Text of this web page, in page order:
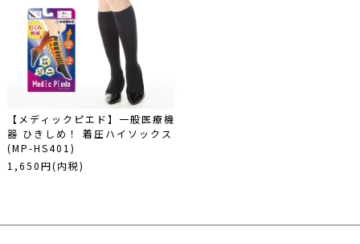
【メディックピエド】一般医療機
器 ひきしめ！ 着圧ハイソックス
(MP-HS401)
1,650円(内税)